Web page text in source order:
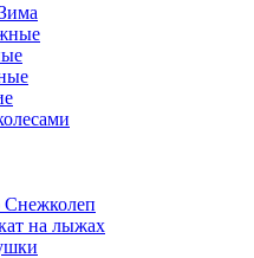
Снежколеп
на лыжах